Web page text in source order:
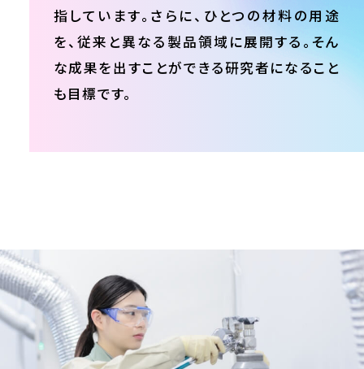
指しています。さらに、ひとつの材料の用途
を、従来と異なる製品領域に展開する。そん
な成果を出すことができる研究者になること
も目標です。